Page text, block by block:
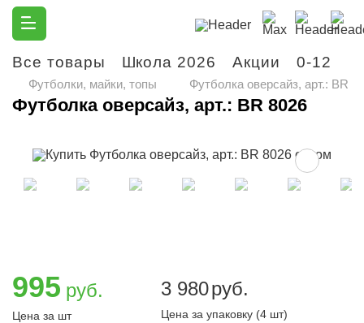
Все товары Школа 2026 Акции 0-12
Футболки, майки, топы Футболка оверсайз, арт.: BR
Футболка оверсайз, арт.: BR 8026
995 руб.
Цена за шт
3 980руб.
Цена за упаковку (4 шт)